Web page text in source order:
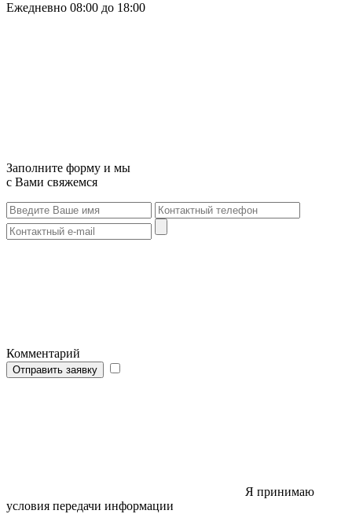
Ежедневно 08:00 до 18:00
Заполните форму и мы
с Вами свяжемся
Комментарий
Отправить заявку
Я принимаю
условия передачи информации